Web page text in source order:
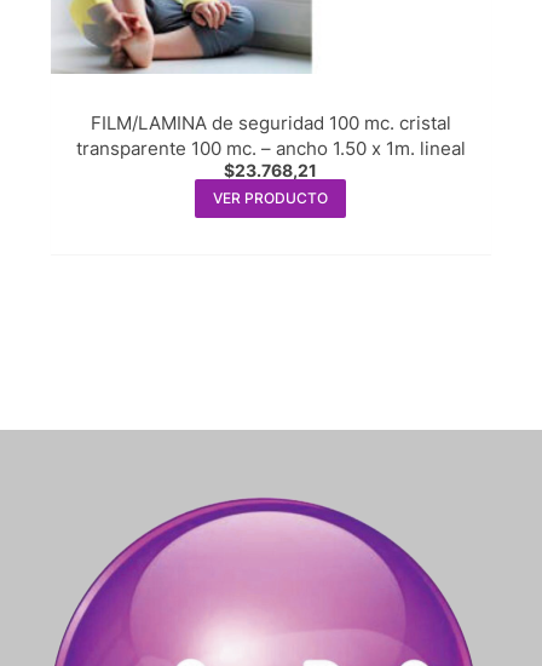
FILM/LAMINA de seguridad 100 mc. cristal
transparente 100 mc. – ancho 1.50 x 1m. lineal
$23.768,21
VER PRODUCTO